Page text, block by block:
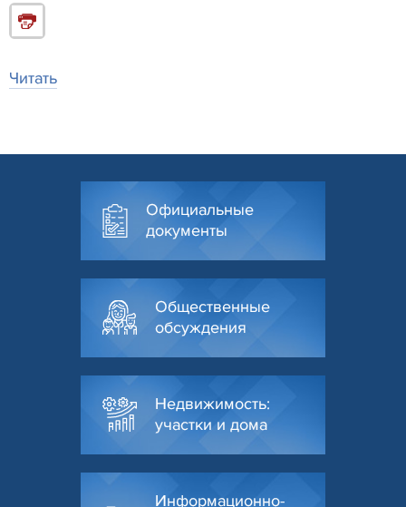
Читать
Официальные
документы
Общественные
обсуждения
Недвижимость:
участки и дома
Информационно-